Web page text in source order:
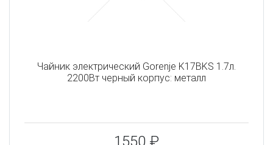
Чайник электрический Gorenje K17BKS 1.7л.
2200Вт черный корпус: металл
1550 ₽